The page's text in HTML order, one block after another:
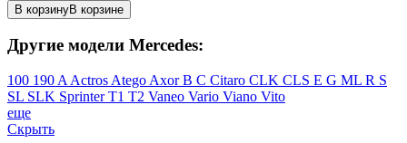
В корзинуВ корзине
Другие модели Mercedes:
100 190 A Actros Atego AxorB C Citaro CLK CLS E G ML R S
SL SLK SprinterT1 T2 Vaneo Vario Viano Vito
еще
Скрыть